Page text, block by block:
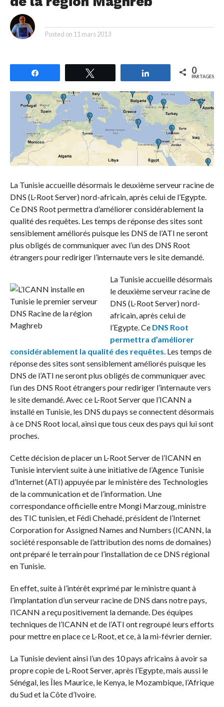
Posted on 11 mars 2013
Partagez 0
PARTAGES
La Tunisie accueille désormais le deuxième serveur racine de
DNS (L-Root Server) nord-africain, après celui de l’Egypte.
Ce DNS Root permettra d’améliorer considérablement la
qualité des requêtes. Les temps de réponse des sites sont
sensiblement améliorés puisque les DNS de l’ATI ne seront
plus obligés de communiquer avec l’un des DNS Root
étrangers pour rediriger l’internaute vers le site demandé.
La Tunisie accueille désormais
le deuxième serveur racine de
DNS (L-Root Server) nord-
africain, après celui de
l’Egypte. Ce DNS Root
permettra d’améliorer
considérablement la qualité des requêtes . Les temps de
réponse des sites sont sensiblement améliorés puisque les
DNS de l’ATI ne seront plus obligés de communiquer avec
l’un des DNS Root étrangers pour rediriger l’internaute vers
le site demandé. Avec ce L-Root Server que l’ICANN a
installé en Tunisie, les DNS du pays se connectent désormais
à ce DNS Root local, ainsi que tous ceux des pays qui lui sont
proches.
Cette décision de placer un L-Root Server de l’ICANN en
Tunisie intervient suite à une initiative de l’Agence Tunisie
d’Internet (ATI) appuyée par le ministère des Technologies
de la communication et de l’information. Une
correspondance officielle entre Mongi Marzoug, ministre
des TIC tunisien, et Fédi Chehadé, président de l’Internet
Corporation for Assigned Names and Numbers (ICANN, la
société responsable de l’attribution des noms de domaines)
ont préparé le terrain pour l’installation de ce DNS régional
en Tunisie.
En effet, suite à l’intérêt exprimé par le ministre quant à
l’implantation d’un serveur racine de DNS dans notre pays,
l’ICANN a reçu positivement la demande. Des équipes
techniques de l’ICANN et de l’ATI ont regroupé leurs efforts
pour mettre en place ce L-Root, et ce, à la mi-février dernier.
La Tunisie devient ainsi l’un des 10 pays africains à avoir sa
propre copie de L-Root Server, après l’Egypte, mais aussi le
Sénégal, les Îles Maurice, le Kenya, le Mozambique, l’Afrique
du Sud et la Côte d’Ivoire.